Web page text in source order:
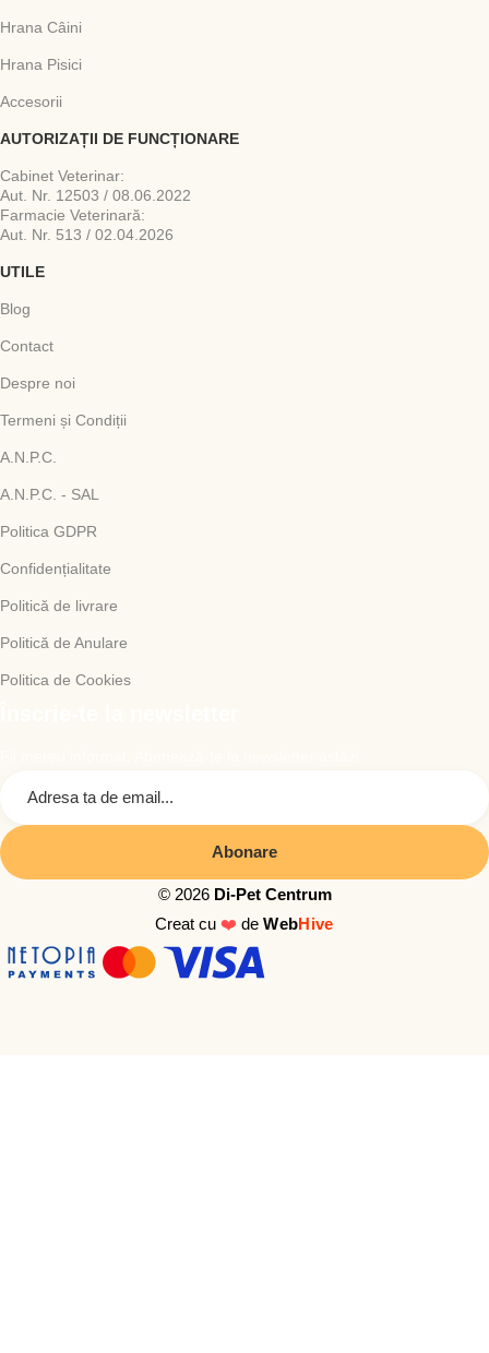
Hrana Câini
Hrana Pisici
Accesorii
AUTORIZAȚII DE FUNCȚIONARE
Cabinet Veterinar:
Aut. Nr. 12503 / 08.06.2022
Farmacie Veterinară:
Aut. Nr. 513 / 02.04.2026
UTILE
Blog
Contact
Despre noi
Termeni și Condiții
A.N.P.C.
A.N.P.C. - SAL
Politica GDPR
Confidențialitate
Politică de livrare
Politică de Anulare
Politica de Cookies
© 2026 Di-Pet Centrum
Creat cu❤️ deWebHive
OFERTE DE SEZON!
Descoperă produsele cu preț special.